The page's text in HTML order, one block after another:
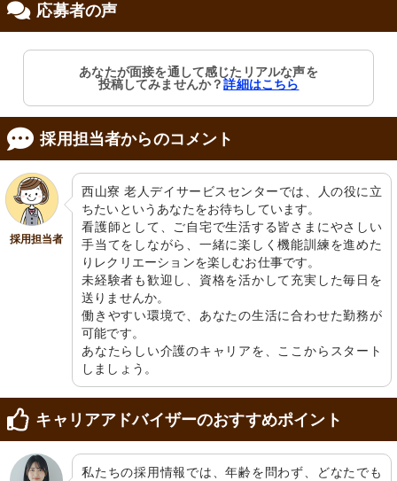
応募者の声
あなたが面接を通して感じたリアルな声を
投稿してみませんか？詳細はこちら
採用担当者からのコメント
採用担当者
西山寮 老人デイサービスセンターでは、人の役に立
ちたいというあなたをお待ちしています。
看護師として、ご自宅で生活する皆さまにやさしい
手当てをしながら、一緒に楽しく機能訓練を進めた
りレクリエーションを楽しむお仕事です。
未経験者も歓迎し、資格を活かして充実した毎日を
送りませんか。
働きやすい環境で、あなたの生活に合わせた勤務が
可能です。
あなたらしい介護のキャリアを、ここからスタート
しましょう。
キャリアアドバイザーのおすすめポイント
私たちの採用情報では、年齢を問わず、どなたでも